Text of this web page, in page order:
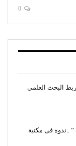
البحث العلمي
..ندوة فى مكتبة